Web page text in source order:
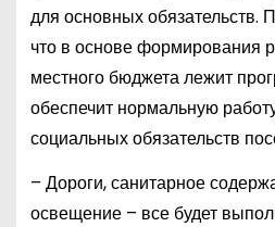
для основных обязательств.
что в основе формирования
местного бюджета лежит
обеспечит нормальную
социальных обязательств
– Дороги, санитарное
освещение – все будет